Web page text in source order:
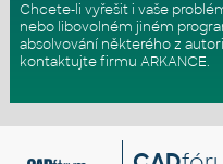
Chcete-li vyřešit i vaše
nebo libovolném jiném
absolvování některého z
kontaktujte firmu ARKANCE.